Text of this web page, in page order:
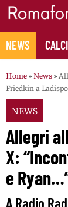
Skip
content
NEWS
Home» News»
Friedkin a
NEWS
Allegri
X:
e
A Radio